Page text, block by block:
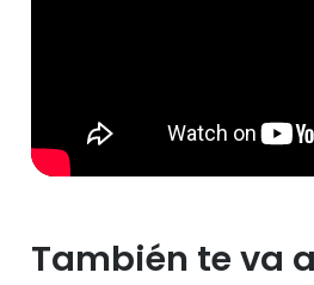
También te va